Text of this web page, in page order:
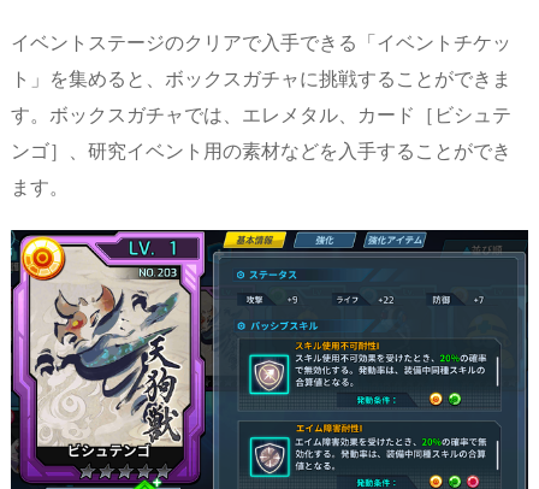
イベントステージのクリアで入手できる「イベントチケッ
ト」を集めると、ボックスガチャに挑戦することができま
す。ボックスガチャでは、エレメタル、カード［ビシュテ
ンゴ］、研究イベント用の素材などを入手することができ
ます。